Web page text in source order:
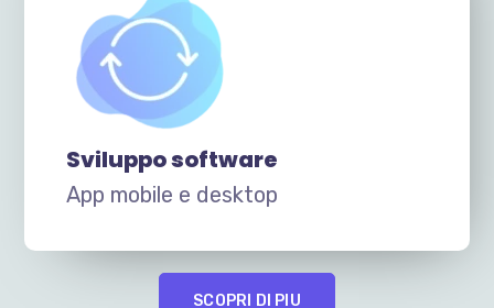
Sviluppo software
App mobile e desktop
SCOPRI DI PIU